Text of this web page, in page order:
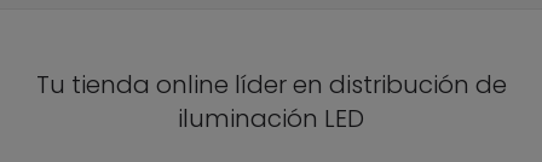
Tu tienda online líder en distribución de
iluminación LED